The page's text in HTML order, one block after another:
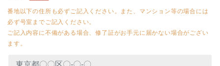
番地以下の住所も必ずご記入ください。また、マンション等の場合には
必ず号室までご記入ください。
ご記入内容に不備がある場合、修了証がお手元に届かない場合がござい
ます。